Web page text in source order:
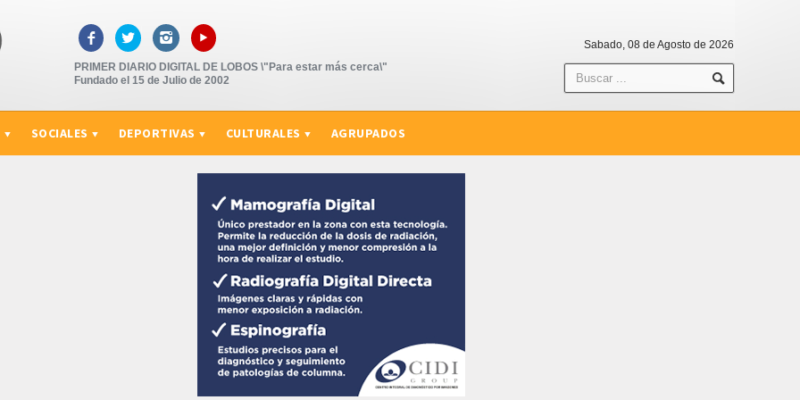
   ▸
PRIMER DIARIO DIGITAL DE LOBOS \"Para estar más cerca\"
Fundado el 15 de Julio de 2002
Sabado, 08 de Agosto de 2026
SOCIALES DEPORTIVAS CULTURALES AGRUPADOS